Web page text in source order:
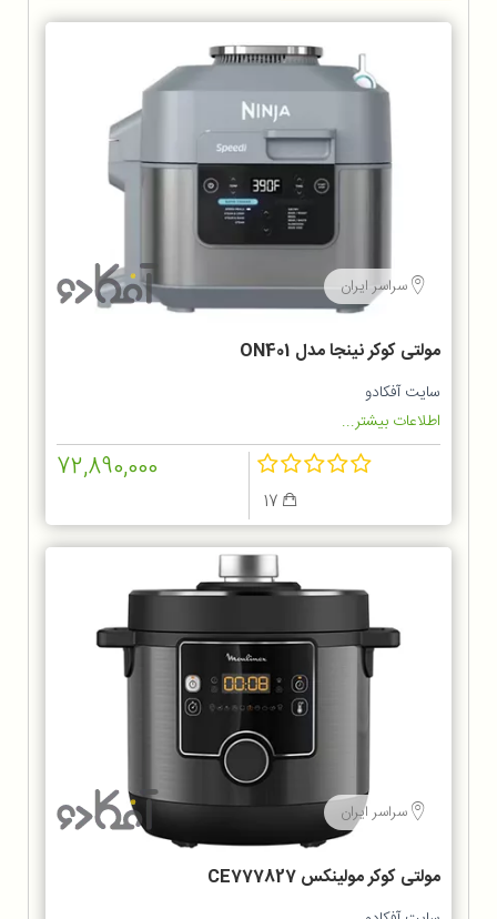
سراسر ایران
مولتی کوکر نینجا مدل ON401
سایت آفکادو
اطلاعات بیشتر...
72,890,000
سراسر ایران
مولتی کوکر مولینکس CE777827